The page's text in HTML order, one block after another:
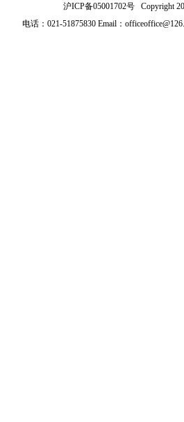
沪ICP备05001702号 Copyright
电话：021-51875830 Email：